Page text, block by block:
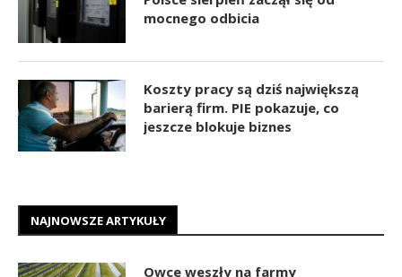
mocnego odbicia
Koszty pracy są dziś największą
barierą firm. PIE pokazuje, co
jeszcze blokuje biznes
NAJNOWSZE ARTYKUŁY
Owce weszły na farmy